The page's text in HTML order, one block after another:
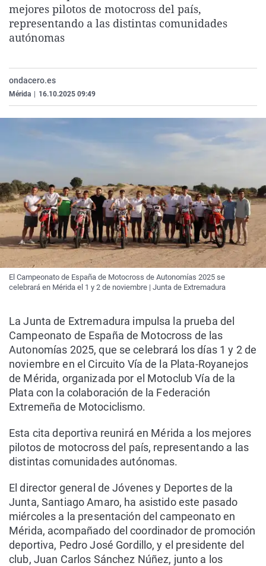
La rosa de los vientos
Gente viajera
Caso
Retornados
Operación Viuda
Extremadura
Galicia
Navarra
Virales
Televisión
mejores pilotos de motocross del país,
representando a las distintas comunidades
autónomas
ondacero.es
Mérida 16.10.2025 09:49
El Campeonato de España de Motocross de Autonomías 2025 se
celebrará en Mérida el 1 y 2 de noviembre | Junta de Extremadura
La Junta de Extremadura impulsa la prueba del
Campeonato de España de Motocross de las
Autonomías 2025, que se celebrará los días 1 y 2 de
noviembre en el Circuito Vía de la Plata-Royanejos
de Mérida, organizada por el Motoclub Vía de la
Plata con la colaboración de la Federación
Extremeña de Motociclismo.
Esta cita deportiva reunirá en Mérida a los mejores
pilotos de motocross del país, representando a las
distintas comunidades autónomas.
El director general de Jóvenes y Deportes de la
Junta, Santiago Amaro, ha asistido este pasado
miércoles a la presentación del campeonato en
Mérida, acompañado del coordinador de promoción
deportiva, Pedro José Gordillo, y el presidente del
club, Juan Carlos Sánchez Núñez, junto a los